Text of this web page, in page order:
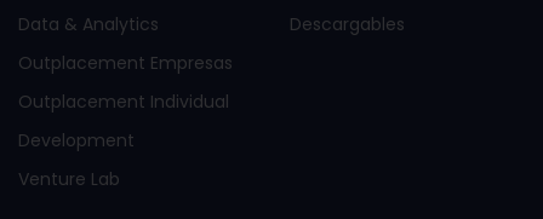
Data & Analytics
Outplacement Empresas
Outplacement Individual
Development
Venture Lab
Descargables